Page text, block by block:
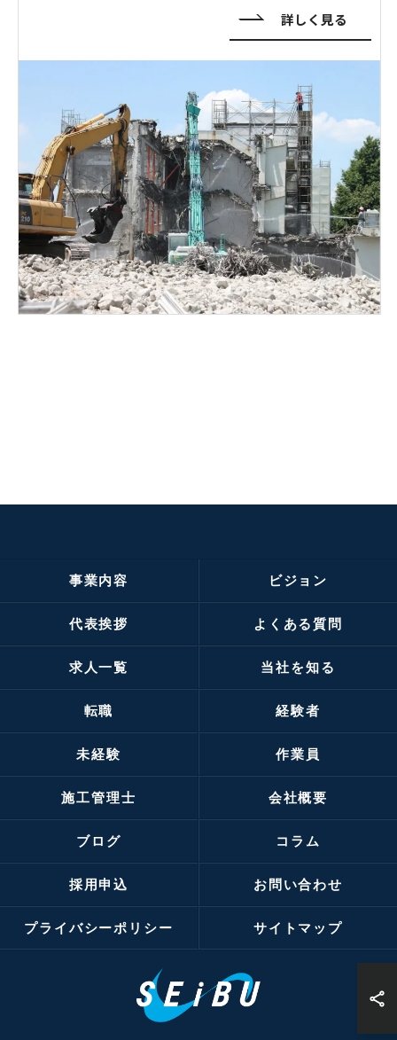
詳しく見る
事業内容 ビジョン
代表挨拶 よくある質問
求人一覧 当社を知る
転職 経験者
未経験 作業員
施工管理士 会社概要
ブログ コラム
採用申込 お問い合わせ
プライバシーポリシー サイトマップ